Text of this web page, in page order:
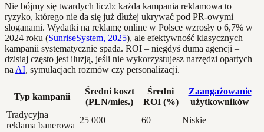
Nie bójmy się twardych liczb: każda kampania reklamowa to
ryzyko, którego nie da się już dłużej ukrywać pod PR-owymi
sloganami. Wydatki na reklamę online w Polsce wzrosły o 6,7% w
2024 roku (SunriseSystem, 2025), ale efektywność klasycznych
kampanii systematycznie spada. ROI – niegdyś duma agencji –
dzisiaj często jest iluzją, jeśli nie wykorzystujesz narzędzi opartych
na AI, symulacjach rozmów czy personalizacji.
Typ kampanii
Średni koszt
(PLN/mies.)
Średni
ROI (%)
Zaangażowanie
użytkowników
Tradycyjna
reklama banerowa
25 000 60
Niskie